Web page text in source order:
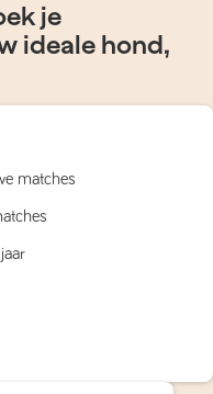
je
ideale hond,
matches